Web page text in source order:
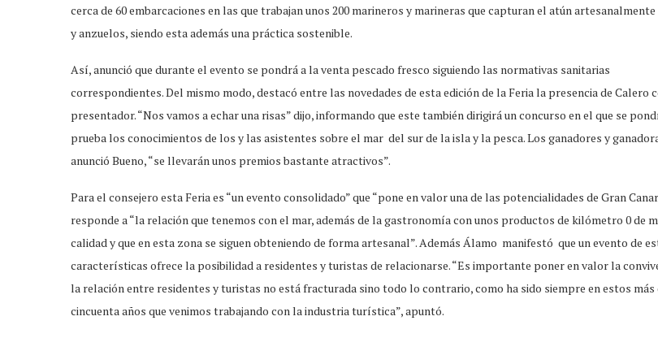
cerca de 60 embarcaciones en las que trabajan unos 200 marineros y marineras que capturan el atún artesanalmente
y anzuelos, siendo esta además una práctica sostenible.
Así, anunció que durante el evento se pondrá a la venta pescado fresco siguiendo las normativas sanitarias
correspondientes. Del mismo modo, destacó entre las novedades de esta edición de la Feria la presencia de Calero
presentador. “Nos vamos a echar una risas” dijo, informando que este también dirigirá un concurso en el que se
prueba los conocimientos de los y las asistentes sobre el mar del sur de la isla y la pesca. Los ganadores y
anunció Bueno, “se llevarán unos premios bastante atractivos”.
Para el consejero esta Feria es “un evento consolidado” que “pone en valor una de las potencialidades de Gran
responde a “la relación que tenemos con el mar, además de la gastronomía con unos productos de kilómetro 0 de
calidad y que en esta zona se siguen obteniendo de forma artesanal”. Además Álamo manifestó que un evento de
características ofrece la posibilidad a residentes y turistas de relacionarse. “Es importante poner en valor la
la relación entre residentes y turistas no está fracturada sino todo lo contrario, como ha sido siempre en estos más
cincuenta años que venimos trabajando con la industria turística”, apuntó.